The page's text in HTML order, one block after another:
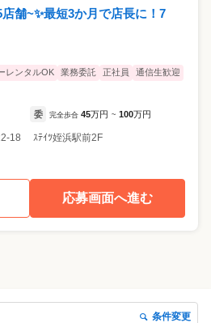
舗~✨最短3か月で店長に！7
レンタルOK 業務委託 正社員
通信生歓迎
委 完全歩合 45万円 ~ 100万円
18 ｽﾃｲﾂ姪浜駅前2F
応募画面へ進む
条件変更